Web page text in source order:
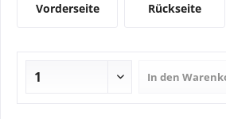
Vorderseite Rückseite
In den